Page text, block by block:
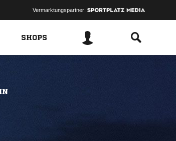
Vermarktungspartner:
SHOPS